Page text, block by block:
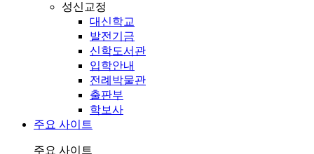
성신교정
대신학교
발전기금
신학도서관
입학안내
전례박물관
출판부
학보사
주요 사이트
주요 사이트